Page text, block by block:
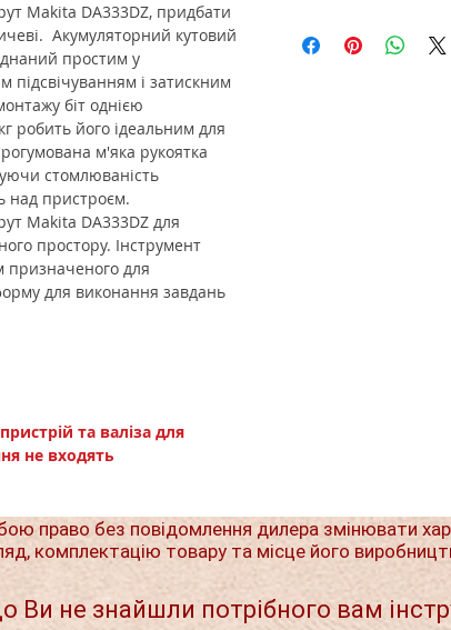
Makita DA333DZ, придбати
Акумуляторний кутовий
простим у
підсвічуванням і затискним
біт однією
робить його ідеальним для
м'яка рукоятка
стомлюваність
над пристроєм.
Makita DA333DZ для
простору. Інструмент
призначеного для
для виконання завдань
та валіза для
не входять
право без повідомлення дилера змінювати
комплектацію товару та місце його
Ви не знайшли потрібного вам